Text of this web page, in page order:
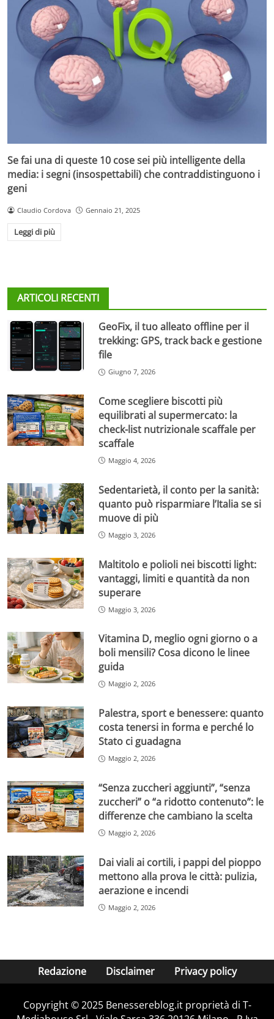
Se fai una di queste 10 cose sei più intelligente della
media: i segni (insospettabili) che contraddistinguono i
geni
Claudio Cordova Gennaio 21, 2025
Leggi di più
ARTICOLI RECENTI
GeoFix, il tuo alleato offline per il
trekking: GPS, track back e gestione
file
Giugno 7, 2026
Come scegliere biscotti più
equilibrati al supermercato: la
check-list nutrizionale scaffale per
scaffale
Maggio 4, 2026
Sedentarietà, il conto per la sanità:
quanto può risparmiare l’Italia se si
muove di più
Maggio 3, 2026
Maltitolo e polioli nei biscotti light:
vantaggi, limiti e quantità da non
superare
Maggio 3, 2026
Vitamina D, meglio ogni giorno o a
boli mensili? Cosa dicono le linee
guida
Maggio 2, 2026
Palestra, sport e benessere: quanto
costa tenersi in forma e perché lo
Stato ci guadagna
Maggio 2, 2026
“Senza zuccheri aggiunti”, “senza
zuccheri” o “a ridotto contenuto”: le
differenze che cambiano la scelta
Maggio 2, 2026
Dai viali ai cortili, i pappi del pioppo
mettono alla prova le città: pulizia,
aerazione e incendi
Maggio 2, 2026
Redazione Disclaimer Privacy policy
Copyright © 2025 Benessereblog.it proprietà di T-